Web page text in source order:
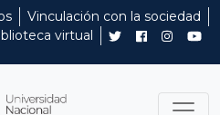
Vinculación con la sociedad
virtual